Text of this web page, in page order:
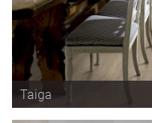
Taiga